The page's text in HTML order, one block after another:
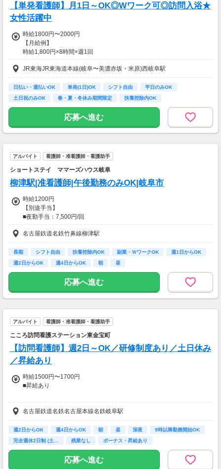
【単発看護師】月1日～OK◎Wワーク可◎訪問入浴★
女性活躍中
時給1800円〜2000円
【月給例】
時給1,800円×8時間×週1回
57,600円
※月4週で計算した場合
【交通費】
全額支給
JR東海JR東海道本線(岐阜〜美濃赤坂・米原)西岐阜駅
日払い・週払いOK 単発(1日)OK シフト自由
平日のみOK
土日祝のみOK
春・夏・冬休み期間限定
扶養控除内OK
副業・ＷワークOK
週1日からOK
応募へ進む
アルバイト 看護師・准看護師・看護助手
ショートステイ ママーズハウス岐阜
柳津駅|准看護師|午後勤務のみOK|岐阜市
時給1200円
【別途手当】
■夜勤手当：7,500円/回
■賞与あり
【交通費】
一部支給
名古屋鉄道名鉄竹鼻線柳津駅
長期 シフト自由 扶養控除内OK 副業・ＷワークOK
週1日からOK
週2日からOK
週4日からOK 朝 昼
応募へ進む
アルバイト 看護師・准看護師・看護助手
こころ訪問看護ステーション東金宝町
【訪問看護師】週2日～OK／研修制度あり／土日休み
／昇給あり
時給1500円〜1700円
■昇給あり
【交通費】
一部支給
名古屋鉄道名鉄名古屋本線名鉄岐阜駅
週2日からOK 週4日からOK 朝 昼 深夜
9時以降勤務開始OK
完全週休2日制 (土…
残業なし ボーナス・昇給あり
応募へ進む